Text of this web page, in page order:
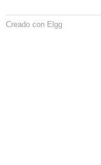
Creado con Elgg